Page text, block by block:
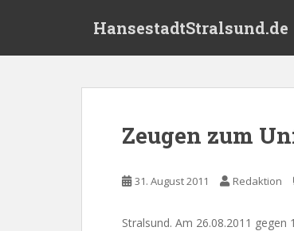
HansestadtStralsund.de
Zeugen zum
31. August 2011 Redaktion
Stralsund. Am 26.08.2011